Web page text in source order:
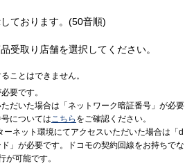
ております。(50音順)
受取り店舗を選択してください。
ことはできません。
要です。
だいた場合は「ネットワーク暗証番号」が必要
についてはこちら をご確認ください。
ネット環境にてアクセスいただいた場合は「d
」が必要です。ドコモの契約回線をお持ちでな
が可能です。